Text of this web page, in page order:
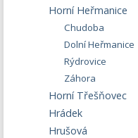
Horní Heřmanice
Chudoba
Dolní Heřmanice
Rýdrovice
Záhora
Horní Třešňovec
Hrádek
Hrušová